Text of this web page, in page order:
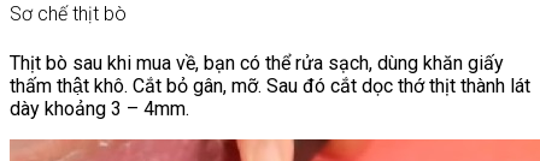
Sơ chế thịt bò
Thịt bò sau khi mua về, bạn có thể rửa sạch, dùng khăn giấy
thấm thật khô. Cắt bỏ gân, mỡ. Sau đó cắt dọc thớ thịt thành lát
dày khoảng 3 – 4mm.